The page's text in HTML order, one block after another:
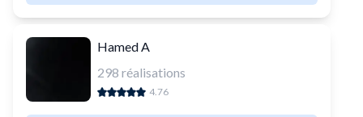
Hamed A
298 réalisations
4.76